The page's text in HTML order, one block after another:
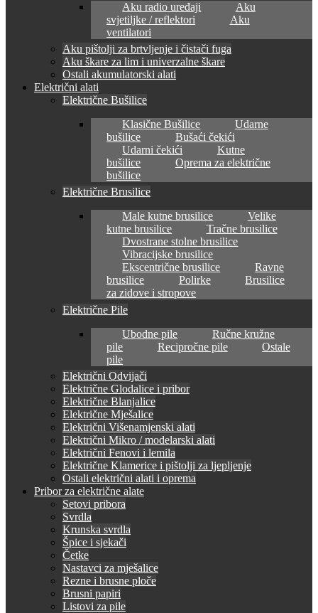
Aku radio uređaji
Aku
svjetiljke / reflektori
Aku
ventilatori
Aku pištolji za brtvljenje i čistači fuga
Aku škare za lim i univerzalne škare
Ostali akumulatorski alati
Električni alati
Električne Bušilice
Klasične Bušilice
Udarne
bušilice
Bušaći čekići
Udarni čekići
Kutne
bušilice
Oprema za električne
bušilice
Električne Brusilice
Male kutne brusilice
Velike
kutne brusilice
Tračne brusilice
Dvostrane stolne brusilice
Vibracijske brusilice
Ekscentrične brusilice
Ravne
brusilice
Polirke
Brusilice
za zidove i stropove
Električne Pile
Ubodne pile
Ručne kružne
pile
Recipročne pile
Ostale
pile
Električni Odvijači
Električne Glodalice i pribor
Električne Blanjalice
Električne Mješalice
Električni Višenamjenski alati
Električni Mikro / modelarski alati
Električni Fenovi i lemila
Električne Klamerice i pištolji za ljepljenje
Ostali električni alati i oprema
Pribor za električne alate
Setovi pribora
Svrdla
Krunska svrdla
Špice i sjekači
Četke
Nastavci za mješalice
Rezne i brusne ploče
Brusni papiri
Listovi za pile